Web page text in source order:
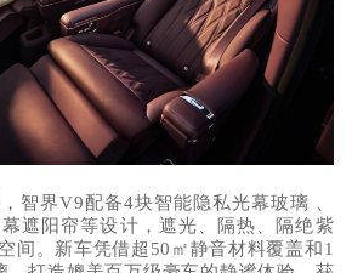
智界V9配备4块智能隐私光幕玻璃 、
遮阳帘等设计，遮光、隔热、隔绝紫
间。新车凭借超50㎡静音材料覆盖和1